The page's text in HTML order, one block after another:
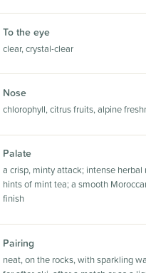
To the eye
clear, crystal-clear
Nose
chlorophyll, citrus fruits, alpine
Palate
a crisp, minty attack; intense herbal
hints of mint tea; a smooth
finish
Pairing
neat, on the rocks, with sparkling